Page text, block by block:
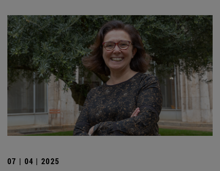
07 | 04 | 2025